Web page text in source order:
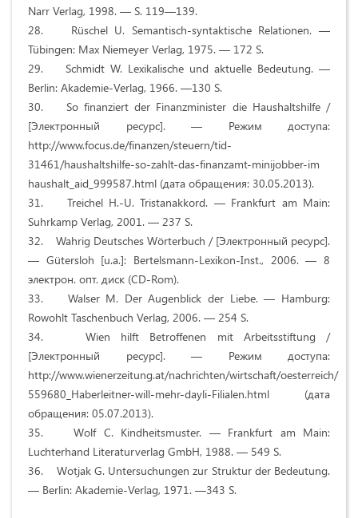
Narr Verlag, 1998. — S. 119—139.
28. Rüschel U. Semantisch-syntaktische Relationen. —
Tübingen: Max Niemeyer Verlag, 1975. — 172 S.
29. Schmidt W. Lexikalische und aktuelle Bedeutung. —
Berlin: Akademie-Verlag, 1966. —130 S.
30. So finanziert der Finanzminister die Haushaltshilfe /
[Электронный ресурс]. — Режим доступа:
http://www.focus.de/finanzen/steuern/tid-
31461/haushaltshilfe-so-zahlt-das-finanzamt-minijobber-im
haushalt_aid_999587.html (дата обращения: 30.05.2013).
31. Treichel H.-U. Tristanakkord. — Frankfurt am Main:
Suhrkamp Verlag, 2001. — 237 S.
32. Wahrig Deutsches Wörterbuch / [Электронный ресурс].
— Gütersloh [u.a.]: Bertelsmann-Lexikon-Inst., 2006. — 8
электрон. опт. диск (CD-Rom).
33. Walser M. Der Augenblick der Liebe. — Hamburg:
Rowohlt Taschenbuch Verlag, 2006. — 254 S.
34. Wien hilft Betroffenen mit Arbeitsstiftung /
[Электронный ресурс]. — Режим доступа:
http://www.wienerzeitung.at/nachrichten/wirtschaft/oesterreich/
559680_Haberleitner-will-mehr-dayli-Filialen.html (дата
обращения: 05.07.2013).
35. Wolf C. Kindheitsmuster. — Frankfurt am Main:
Luchterhand Literaturverlag GmbH, 1988. — 549 S.
36. Wotjak G. Untersuchungen zur Struktur der Bedeutung.
— Berlin: Akademie-Verlag, 1971. —343 S.